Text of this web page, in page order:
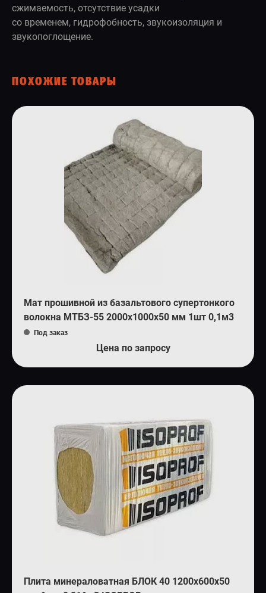
сжимаемость, отсутствие усадки
со временем, гидрофобность, звукоизоляция и
звукопоглощение.
ПОХОЖИЕ ТОВАРЫ
Мат прошивной из базальтового супертонкого
волокна МТБЗ-55 2000х1000х50 мм 1шт 0,1м3
Под заказ
Цена по запросу
Плита минераловатная БЛОК 40 1200х600х50